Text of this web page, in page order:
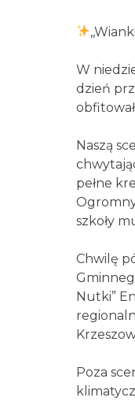
W
dzień
Naszą
pełne
szkoły
Chwilę
Nutki”
Poza